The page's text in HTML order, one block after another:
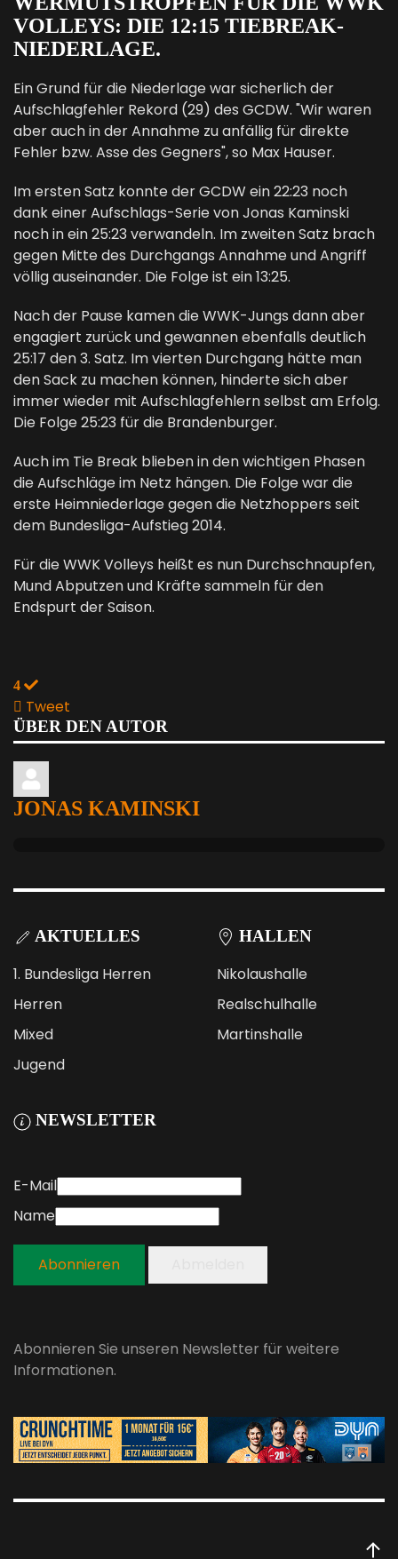
VOLLEYS: DIE 12:15 TIEBREAK-
NIEDERLAGE.
Ein Grund für die Niederlage war sicherlich der
Aufschlagfehler Rekord (29) des GCDW. "Wir waren
aber auch in der Annahme zu anfällig für direkte
Fehler bzw. Asse des Gegners", so Max Hauser.
Im ersten Satz konnte der GCDW ein 22:23 noch
dank einer Aufschlags-Serie von Jonas Kaminski
noch in ein 25:23 verwandeln. Im zweiten Satz brach
gegen Mitte des Durchgangs Annahme und Angriff
völlig auseinander. Die Folge ist ein 13:25.
Nach der Pause kamen die WWK-Jungs dann aber
engagiert zurück und gewannen ebenfalls deutlich
25:17 den 3. Satz. Im vierten Durchgang hätte man
den Sack zu machen können, hinderte sich aber
immer wieder mit Aufschlagfehlern selbst am Erfolg.
Die Folge 25:23 für die Brandenburger.
Auch im Tie Break blieben in den wichtigen Phasen
die Aufschläge im Netz hängen. Die Folge war die
erste Heimniederlage gegen die Netzhoppers seit
dem Bundesliga-Aufstieg 2014.
Für die WWK Volleys heißt es nun Durchschnaupfen,
Mund Abputzen und Kräfte sammeln für den
Endspurt der Saison.
4
Tweet
pinterest
ÜBER DEN AUTOR
JONAS KAMINSKI
AKTUELLES
1. Bundesliga Herren
Herren
Mixed
Jugend
HALLEN
Nikolaushalle
Realschulhalle
Martinshalle
NEWSLETTER
E-Mail
Name
Abonnieren
Abonnieren Sie unseren Newsletter für weitere
Informationen.